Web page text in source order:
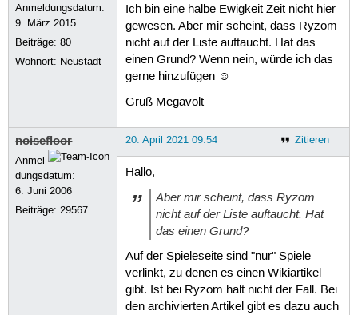
Anmeldungsdatum:
9. März 2015
Beiträge:80
Wohnort: Neustadt
Ich bin eine halbe Ewigkeit Zeit nicht hier
gewesen. Aber mir scheint, dass Ryzom
nicht auf der Liste auftaucht. Hat das
einen Grund? Wenn nein, würde ich das
gerne hinzufügen ☺
Gruß Megavolt
noisefloor
Anmel
dungsdatum:
6. Juni 2006
Beiträge:29567
Zitieren
20. April 2021 09:54
Hallo,
Aber mir scheint, dass Ryzom
nicht auf der Liste auftaucht. Hat
das einen Grund?
Auf der Spieleseite sind "nur" Spiele
verlinkt, zu denen es einen Wikiartikel
gibt. Ist bei Ryzom halt nicht der Fall. Bei
den archivierten Artikel gibt es dazu auch